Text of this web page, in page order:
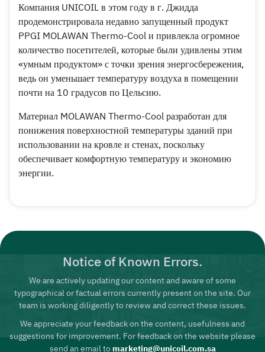
Компания UNICOIL в этом году в г. Джидда
продемонстрировала недавно запущенный продукт
PPGI MOLAWAN Thermo-Cool и привлекла огромное
количество посетителей, которые были удивлены этим
«умным продуктом» с точки зрения энергосбережения,
ведь он уменьшает температуру воздуха в помещении
почти на 10 градусов по Цельсию.
Материал MOLAWAN Thermo-Cool разработан для
понижения поверхностной температуры зданий при
использовании на кровле и стенах, поскольку
обеспечивает комфортную температуру и экономию
энергии.
Notice of Known Errors.
We are actively updating our content and aware of some
typographical or factual errors currently present on the site. Our
team is working diligently to review and correct these issues.
We appreciate your feedback on the content, usefulness and
suggestions for improvement. For feedback on the website please
send an email tomarketing@unicoil.com.sa